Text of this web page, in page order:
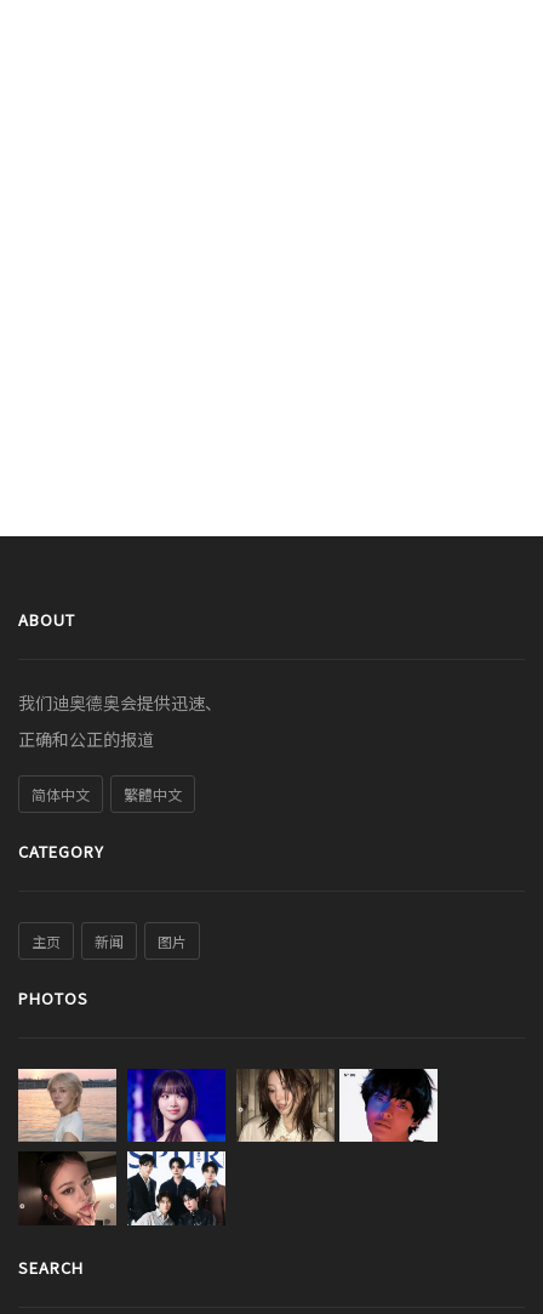
ABOUT
我们迪奥德奥会提供迅速、
正确和公正的报道
简体中文 繁體中文
CATEGORY
主页 新闻 图片
PHOTOS
SEARCH